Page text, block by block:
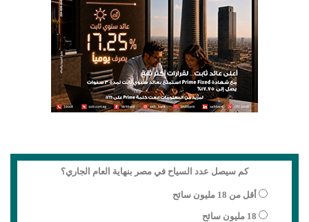
كم سيصل عدد السياح في مصر بنهاية العام الجاري؟
أقل من 18 مليون سائح
18 مليون سائح